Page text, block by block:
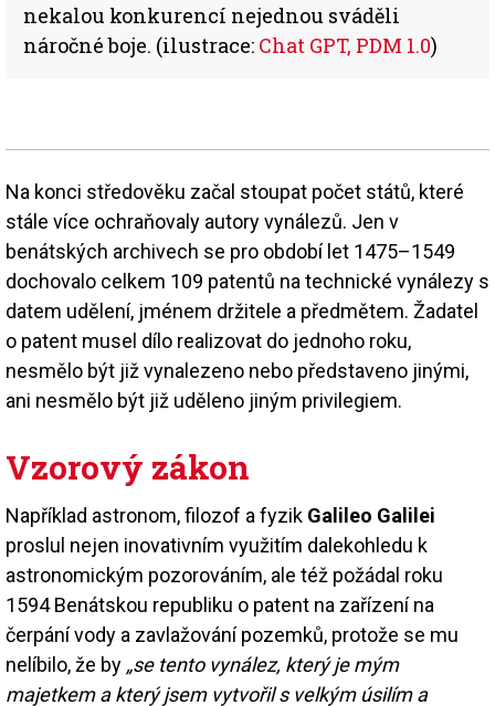
nekalou konkurencí nejednou sváděli
náročné boje. (ilustrace: Chat GPT, PDM 1.0)
Na konci středověku začal stoupat počet států, které
stále více ochraňovaly autory vynálezů. Jen v
benátských archivech se pro období let 1475–1549
dochovalo celkem 109 patentů na technické vynálezy s
datem udělení, jménem držitele a předmětem. Žadatel
o patent musel dílo realizovat do jednoho roku,
nesmělo být již vynalezeno nebo představeno jinými,
ani nesmělo být již uděleno jiným privilegiem.
Vzorový zákon
Například astronom, filozof a fyzik Galileo Galilei
proslul nejen inovativním využitím dalekohledu k
astronomickým pozorováním, ale též požádal roku
1594 Benátskou republiku o patent na zařízení na
čerpání vody a zavlažování pozemků, protože se mu
nelíbilo, že by „se tento vynález, který je mým
majetkem a který jsem vytvořil s velkým úsilím a